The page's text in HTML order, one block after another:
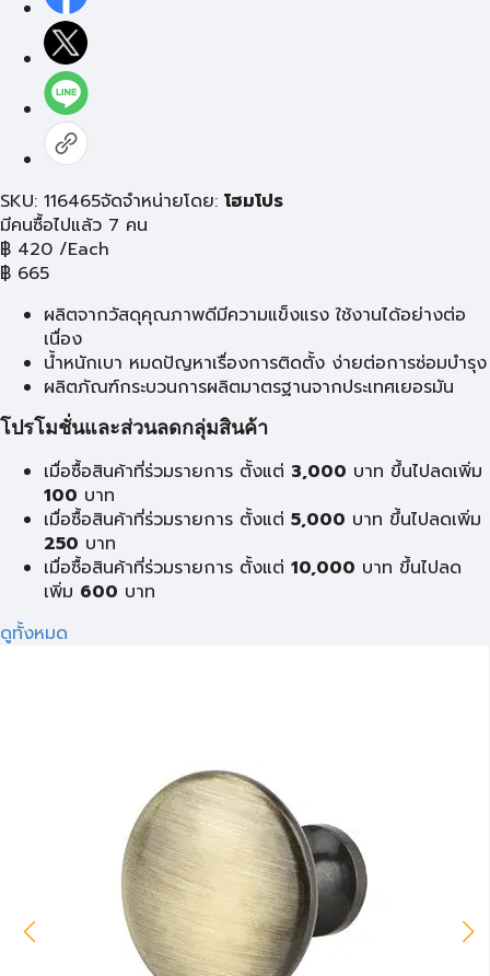
SKU: 116465จัดจำหน่ายโดย: โฮมโปร
มีคนซื้อไปแล้ว 7 คน
฿ 420 /Each
฿ 665
ผลิตจากวัสดุคุณภาพดีมีความแข็งแรง ใช้งานได้อย่างต่อ
เนื่อง
น้ำหนักเบา หมดปัญหาเรื่องการติดตั้ง ง่ายต่อการซ่อมบำรุง
ผลิตภัณฑ์กระบวนการผลิตมาตรฐานจากประเทศเยอรมัน
โปรโมชั่นและส่วนลดกลุ่มสินค้า
เมื่อซื้อสินค้าที่ร่วมรายการ ตั้งแต่ 3,000 บาท ขึ้นไปลดเพิ่ม
100 บาท
เมื่อซื้อสินค้าที่ร่วมรายการ ตั้งแต่ 5,000 บาท ขึ้นไปลดเพิ่ม
250 บาท
เมื่อซื้อสินค้าที่ร่วมรายการ ตั้งแต่ 10,000 บาท ขึ้นไปลด
เพิ่ม 600 บาท
ดูทั้งหมด